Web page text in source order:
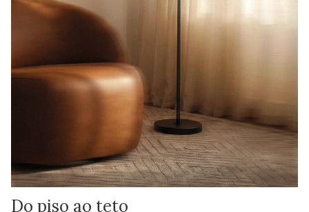
Do piso ao teto